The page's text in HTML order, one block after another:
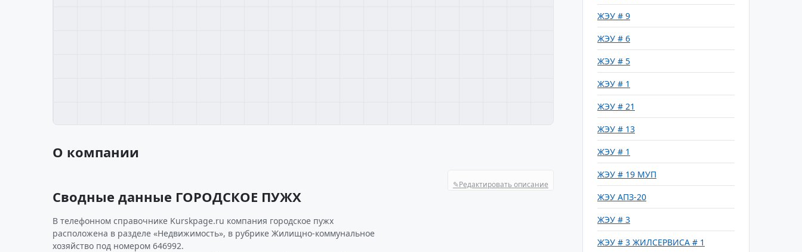
О компании
✎Редактировать описание
Сводные данные ГОРОДСКОЕ ПУЖХ
В телефонном справочнике Kurskpage.ru компания городское пужх
расположена в разделе «Недвижимость», в рубрике Жилищно-коммунальное
хозяйство под номером 646992.
ЖЭУ # 9
ЖЭУ # 6
ЖЭУ # 5
ЖЭУ # 1
ЖЭУ # 21
ЖЭУ # 13
ЖЭУ # 1
ЖЭУ # 19 МУП
ЖЭУ АПЗ-20
ЖЭУ # 3
ЖЭУ # 3 ЖИЛСЕРВИСА # 1